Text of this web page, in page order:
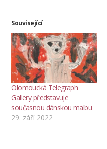
Související
Olomoucká Telegraph
Gallery představuje
současnou dánskou malbu
29. září 2022